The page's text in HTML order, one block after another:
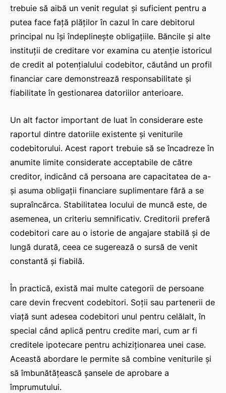
trebuie să aibă un venit regulat și suficient pentru a
putea face față plăților în cazul în care debitorul
principal nu își îndeplinește obligațiile. Băncile și alte
instituții de creditare vor examina cu atenție istoricul
de credit al potențialului codebitor, căutând un profil
financiar care demonstrează responsabilitate și
fiabilitate în gestionarea datoriilor anterioare.
Un alt factor important de luat în considerare este
raportul dintre datoriile existente și veniturile
codebitorului. Acest raport trebuie să se încadreze în
anumite limite considerate acceptabile de către
creditor, indicând că persoana are capacitatea de a-
și asuma obligații financiare suplimentare fără a se
supraîncărca. Stabilitatea locului de muncă este, de
asemenea, un criteriu semnificativ. Creditorii preferă
codebitori care au o istorie de angajare stabilă și de
lungă durată, ceea ce sugerează o sursă de venit
constantă și fiabilă.
În practică, există mai multe categorii de persoane
care devin frecvent codebitori. Soții sau partenerii de
viață sunt adesea codebitori unul pentru celălalt, în
special când aplică pentru credite mari, cum ar fi
creditele ipotecare pentru achiziționarea unei case.
Această abordare le permite să combine veniturile și
să îmbunătățească șansele de aprobare a
împrumutului.